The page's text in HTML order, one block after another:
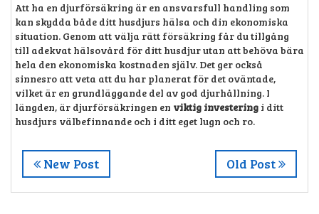
Att ha en djurförsäkring är en ansvarsfull handling som
kan skydda både ditt husdjurs hälsa och din ekonomiska
situation. Genom att välja rätt försäkring får du tillgång
till adekvat hälsovård för ditt husdjur utan att behöva bära
hela den ekonomiska kostnaden själv. Det ger också
sinnesro att veta att du har planerat för det oväntade,
vilket är en grundläggande del av god djurhållning. I
längden, är djurförsäkringen en viktig investering i ditt
husdjurs välbefinnande och i ditt eget lugn och ro.
New Post Old Post